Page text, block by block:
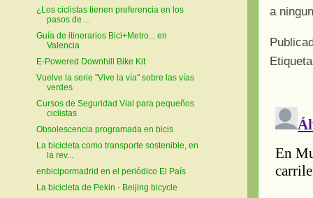
a
¿Los ciclistas tienen preferencia en los
pasos de ...
Guía de itinerarios Bici+Metro... en
Valencia
E-Powered Downhill Bike Kit
Vuelve la serie "Vive la vía" sobre las vías
verdes
Cursos de Seguridad Vial para pequeños
ciclistas
Obsolescencia programada en bicis
La bicicleta como transporte sostenible, en
la rev...
enbicipormadrid en el periódico El País
La bicicleta de Pekin - Beijing bicycle